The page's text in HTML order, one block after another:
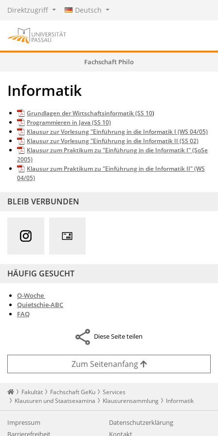
Direktzugriff Deutsch
Fachschaft Philo
Informatik
Grundlagen der Wirtschaftsinformatik (SS 10)
Programmieren in Java (SS 10)
Klausur zur Vorlesung "Einführung in die Informatik I (WS 04/05)
Klausur zur Vorlesung "Einführung in die Informatik II (SS 02)
Klausur zum Praktikum zu "Einführung in die Informatik I" (SoSe
2005)
Klausur zum Praktikum zu "Einführung in die Informatik II" (WS
04/05)
BLEIB VERBUNDEN
HÄUFIG GESUCHT
O-Woche
Quietschie-ABC
FAQ
Diese Seite teilen
Zum Seitenanfang
Startseite
Fakultät Fachschaft GeKu
Services
Klausuren und Staatsexamina
Klausurensammlung Informatik
Impressum
Datenschutzerklärung
Barrierefreiheit
Kontakt